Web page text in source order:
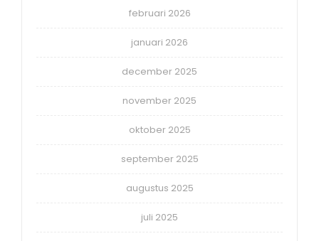
februari 2026
januari 2026
december 2025
november 2025
oktober 2025
september 2025
augustus 2025
juli 2025